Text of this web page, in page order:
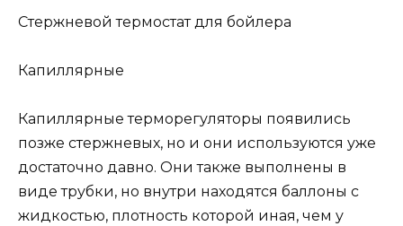
Стержневой термостат для бойлера
Капиллярные
Капиллярные терморегуляторы появились
позже стержневых, но и они используются уже
достаточно давно. Они также выполнены в
виде трубки, но внутри находятся баллоны с
жидкостью, плотность которой иная, чем у